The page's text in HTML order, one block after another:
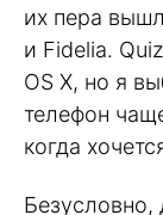
их пера
и Fidelia.
OS X, но я
телефон
когда
Безусловно,